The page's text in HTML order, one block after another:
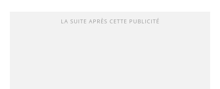
LA SUITE APRÈS CETTE PUBLICITÉ